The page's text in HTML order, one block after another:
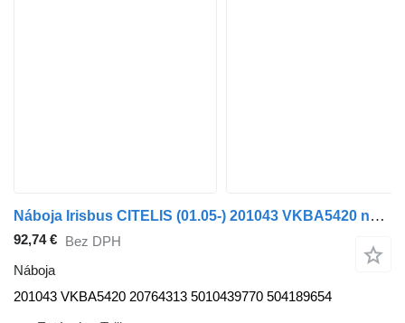
Náboja Irisbus CITELIS (01.05-) 201043 VKBA5420 na autobusa Irisbus Access, Evadys, Axer, Karosa, Recreo, Domino, Agora, Citelis, Eurorider (1999-)
92,74 € Bez DPH
Náboja
201043 VKBA5420 20764313 5010439770 504189654